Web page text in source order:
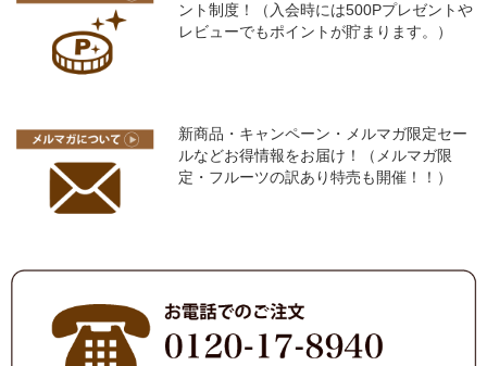
ント制度！（入会時には500Pプレゼントや
レビューでもポイントが貯まります。）
新商品・キャンペーン・メルマガ限定セー
ルなどお得情報をお届け！（メルマガ限
定・フルーツの訳あり特売も開催！！）